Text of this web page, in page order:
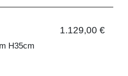
1.129,00 €
H35cm